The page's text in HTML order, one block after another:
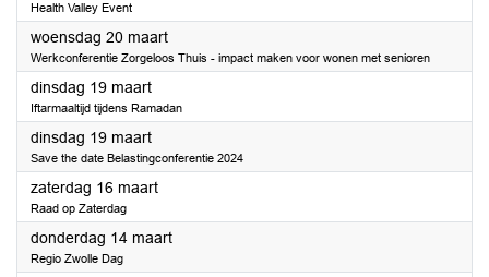
Health Valley Event
woensdag 20 maart2024
Werkconferentie Zorgeloos Thuis - impact maken voor wonen met senioren
dinsdag 19 maart2024
Iftarmaaltijd tijdens Ramadan
dinsdag 19 maart2024
Save the date Belastingconferentie 2024
zaterdag 16 maart2024
Raad op Zaterdag
donderdag 14 maart2024
Regio Zwolle Dag